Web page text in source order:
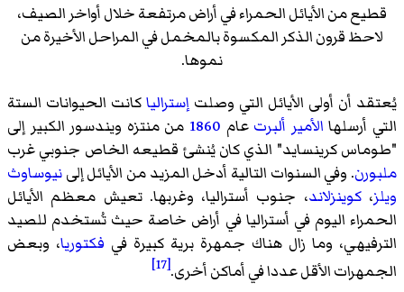
قطيع من الأيائل الحمراء في أراض مرتفعة خلال أواخر الصيف،
لاحظ قرون الذكر المكسوة بالمخمل في المراحل الأخيرة من
نموها.
يُعتقد أن أولى الأيائل التي وصلت إسترالياكانت الحيوانات الستة
التي أرسلها الأمير ألبرت عام 1860 من منتزه ويندسور الكبير إلى
"طوماس كرينسايد" الذي كان يُنشئ قطيعه الخاص جنوبي غرب
ملبورن. وفي السنوات التالية أدخل المزيد من الأيائل إلىنيوساوث
ويلز،كوينزلاند، جنوب أستراليا، وغربها. تعيش معظم الأيائل
الحمراء اليوم في أستراليا في أراض خاصة حيث تُستخدم للصيد
الترفيهي، وما زال هناك جمهرة برية كبيرة في فكتوريا، وبعض
الجمهرات الأقل عددا في أماكن أخرى.[17]